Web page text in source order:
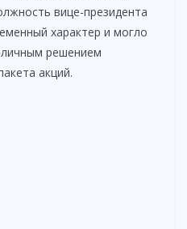
вице-президента
характер и могло
решением
акций.